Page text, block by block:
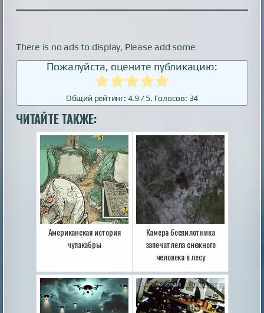
There is no ads to display, Please add some
Пожалуйста, оцените публикацию:
Общий рейтинг: 4.9/ 5. Голосов: 34
ЧИТАЙТЕ ТАКЖЕ:
Американская история
чупакабры
Камера беспилотника
запечатлела снежного
человека в лесу